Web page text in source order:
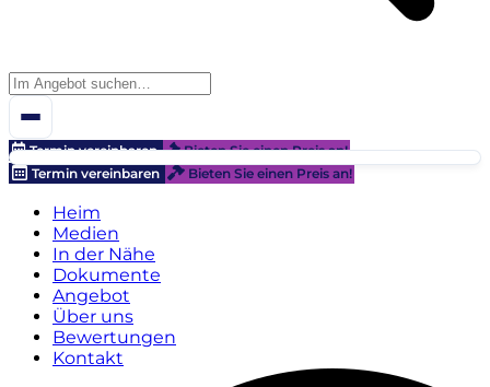
Termin vereinbaren
Bieten Sie einen Preis an!
Termin vereinbaren
Bieten Sie einen Preis an!
Heim
Medien
In der Nähe
Dokumente
Angebot
Über uns
Bewertungen
Kontakt